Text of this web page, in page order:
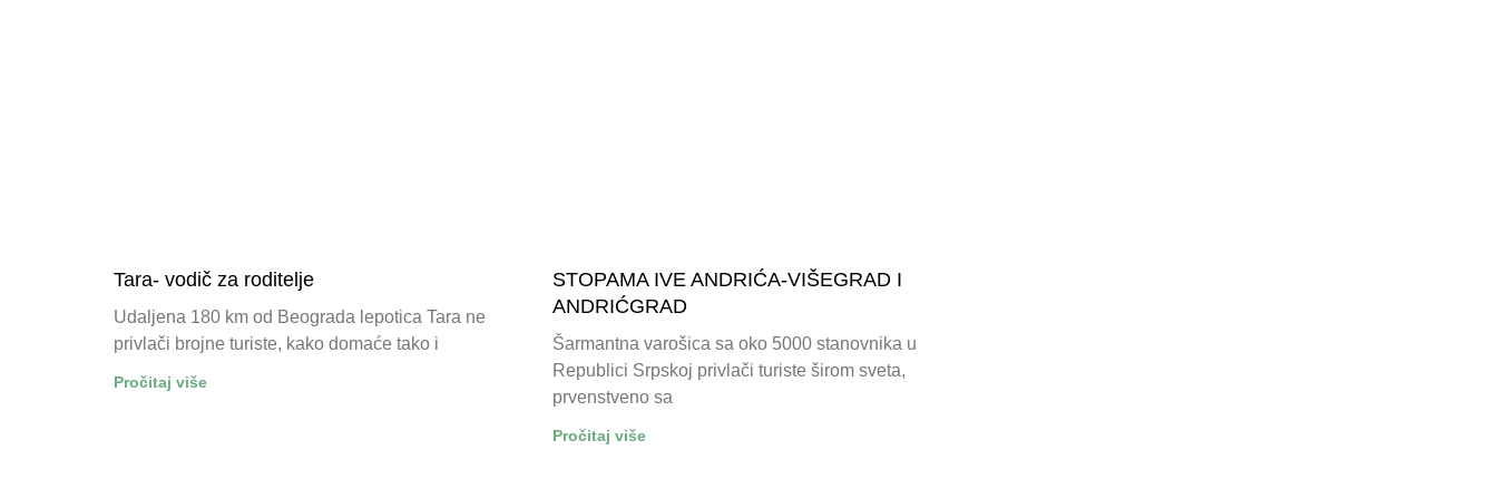
Tara- vodič za roditelje
Udaljena 180 km od Beograda lepotica Tara ne
privlači brojne turiste, kako domaće tako i
Pročitaj više
STOPAMA IVE ANDRIĆA-VIŠEGRAD I
ANDRIĆGRAD
Šarmantna varošica sa oko 5000 stanovnika u
Republici Srpskoj privlači turiste širom sveta,
prvenstveno sa
Pročitaj više